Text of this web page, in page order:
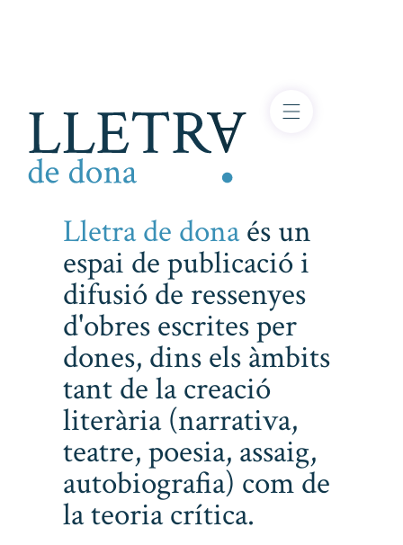
Lletra de donaés un
espai de publicació i
difusió de ressenyes
d'obres escrites per
dones, dins els àmbits
tant de la creació
literària (narrativa,
teatre, poesia, assaig,
autobiografia) com de
la teoria crítica.